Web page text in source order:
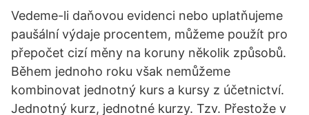
Vedeme-li daňovou evidenci nebo uplatňujeme
paušální výdaje procentem, můžeme použít pro
přepočet cizí měny na koruny několik způsobů.
Během jednoho roku však nemůžeme
kombinovat jednotný kurs a kursy z účetnictví.
Jednotný kurz, jednotné kurzy. Tzv. Přestože v